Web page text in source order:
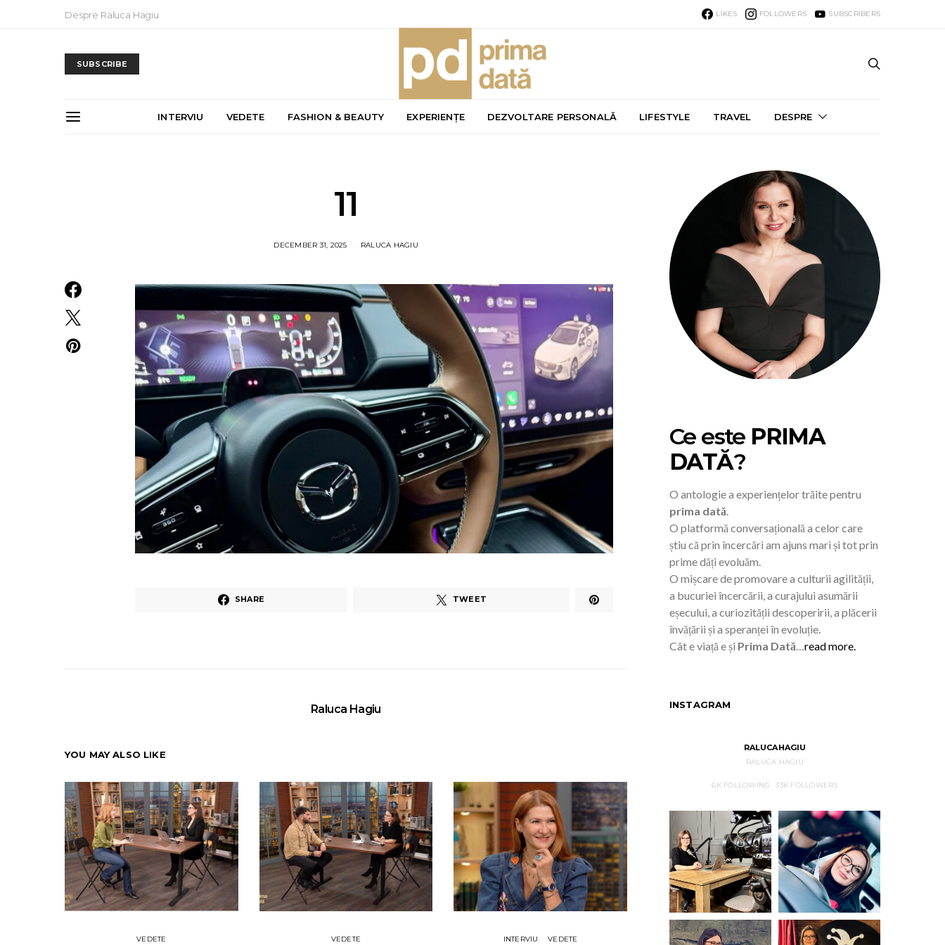
Despre Raluca Hagiu LIKES FOLLOWERS SUBSCRIBERS
SUBSCRIBE
INTERVIU VEDETE FASHION & BEAUTY EXPERIENȚE DEZVOLTARE PERSONALĂ LIFESTYLE TRAVEL DESPRE
11
DECEMBER 31, 2025 RALUCA HAGIU
SHARE TWEET
Raluca Hagiu
YOU MAY ALSO LIKE
VEDETE VEDETE INTERVIU VEDETE LIFESTYLE
Ce este PRIMA
DATĂ?
O antologie a experiențelor trăite pentru
prima dată.
O platformă conversațională a celor care
știu că prin încercări am ajuns mari și tot prin
prime dăți evoluăm.
O mișcare de promovare a culturii agilității,
a bucuriei încercării, a curajului asumării
eșecului, a curiozității descoperirii, a plăcerii
învățării și a speranței în evoluție.
Cât e viață e și Prima Dată…read more.
INSTAGRAM
RALUCAHAGIU
RALUCA HAGIU
6KFOLLOWING 33K FOLLOWERS